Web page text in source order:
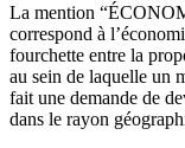
La mention
correspond à
fourchette entre la
au sein de laquelle un
fait une demande de
dans le rayon